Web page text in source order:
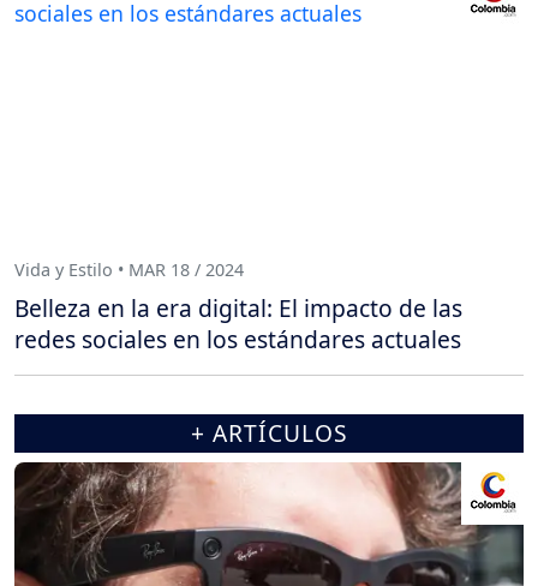
Vida y Estilo • MAR 18 / 2024
Belleza en la era digital: El impacto de las
redes sociales en los estándares actuales
+ ARTÍCULOS